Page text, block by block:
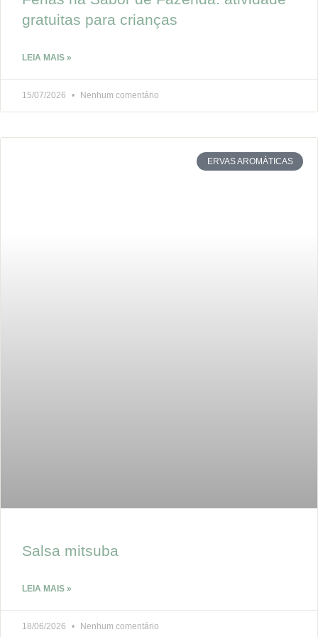
gratuitas para crianças
LEIA MAIS »
15/07/2026 Nenhum comentário
ERVAS AROMÁTICAS
Salsa mitsuba
LEIA MAIS »
18/06/2026 Nenhum comentário